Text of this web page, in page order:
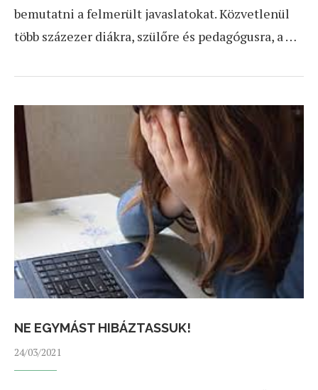
bemutatni a felmerült javaslatokat. Közvetlenül
több százezer diákra, szülőre és pedagógusra, a …
NE EGYMÁST HIBÁZTASSUK!
24/03/2021